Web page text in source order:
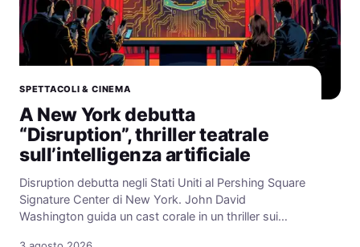
SPETTACOLI & CINEMA
A New York debutta
“Disruption”, thriller teatrale
sull’intelligenza artificiale
Disruption debutta negli Stati Uniti al Pershing Square
Signature Center di New York. John David
Washington guida un cast corale in un thriller sui…